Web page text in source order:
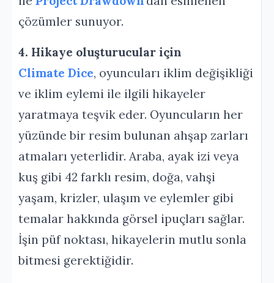
çözümler sunuyor.
4. Hikaye oluşturucular için
Climate Dice, oyuncuları iklim değişikliği
ve iklim eylemi ile ilgili hikayeler
yaratmaya teşvik eder. Oyuncuların her
yüzünde bir resim bulunan ahşap zarları
atmaları yeterlidir. Araba, ayak izi veya
kuş gibi 42 farklı resim, doğa, vahşi
yaşam, krizler, ulaşım ve eylemler gibi
temalar hakkında görsel ipuçları sağlar.
İşin püf noktası, hikayelerin mutlu sonla
bitmesi gerektiğidir.